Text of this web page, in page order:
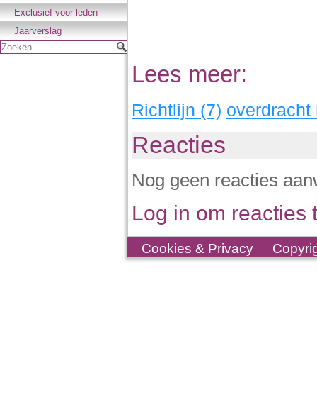
Exclusief voor leden
Jaarverslag
Zoeken
Lees meer:
Richtlijn (7) overdracht
Reacties
Nog geen reacties
Log in om reacties
Cookies & Privacy